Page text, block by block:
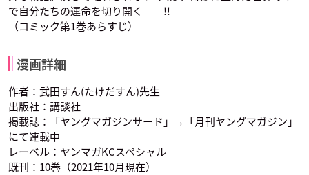
で自分たちの運命を切り開く――!!
（コミック第1巻あらすじ）
漫画詳細
作者：武田すん(たけだすん)先生
出版社：講談社
掲載誌：「ヤングマガジンサード」→「月刊ヤングマガジン」
にて連載中
レーベル：ヤンマガKCスペシャル
既刊：10巻（2021年10月現在）